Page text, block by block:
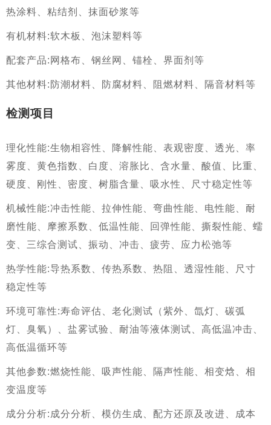
热涂料、粘结剂、抹面砂浆等
有机材料:软木板、泡沫塑料等
配套产品:网格布、钢丝网、锚栓、界面剂等
其他材料:防潮材料、防腐材料、阻燃材料、隔音材料等
检测项目
理化性能:生物相容性、降解性能、表观密度、透光、率
雾度、黄色指数、白度、溶胀比、含水量、酸值、比重、
硬度、刚性、密度、树脂含量、吸水性、尺寸稳定性等
机械性能:冲击性能、拉伸性能、弯曲性能、电性能、耐
磨性能、摩擦系数、低温性能、回弹性能、撕裂性能、蠕
变、三综合测试、振动、冲击、疲劳、应力松弛等
热学性能:导热系数、传热系数、热阻、透湿性能、尺寸
稳定性等
环境可靠性:寿命评估、老化测试（紫外、氙灯、碳弧
灯、臭氧）、盐雾试验、耐油等液体测试、高低温冲击、
高低温循环等
其他参数:燃烧性能、吸声性能、隔声性能、相变焓、相
变温度等
成分分析:成分分析、模仿生成、配方还原及改进、成本